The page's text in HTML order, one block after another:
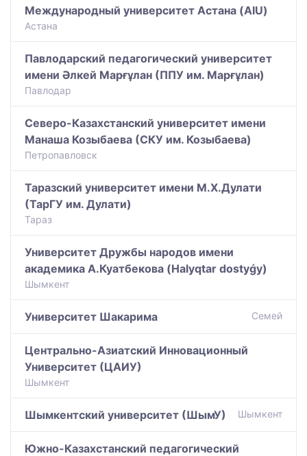
Международный университет Астана (AIU)
Астана
Павлодарский педагогический университет
имени Әлкей Марғұлан (ППУ им. Марғұлан)
Павлодар
Северо-Казахстанский университет имени
Манаша Козыбаева (СКУ им. Козыбаева)
Петропавловск
Таразский университет имени М.Х.Дулати
(ТарГУ им. Дулати)
Тараз
Университет Дружбы народов имени
академика А.Куатбекова (Halyqtar dostyǵy)
Шымкент
Университет Шакарима Семей
Центрально-Азиатский Инновационный
Университет (ЦАИУ)
Шымкент
Шымкентский университет (ШымУ) Шымкент
Южно-Казахстанский педагогический